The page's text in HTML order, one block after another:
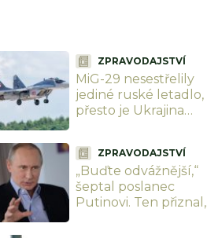
ZPRAVODAJSTVÍ
MiG-29 nesestřelily
jediné ruské letadlo,
přesto je Ukrajina
jí pošle své poslední
ZPRAVODAJSTVÍ
„Buďte odvážnější,“
šeptal poslanec
Putinovi. Ten přiznal,